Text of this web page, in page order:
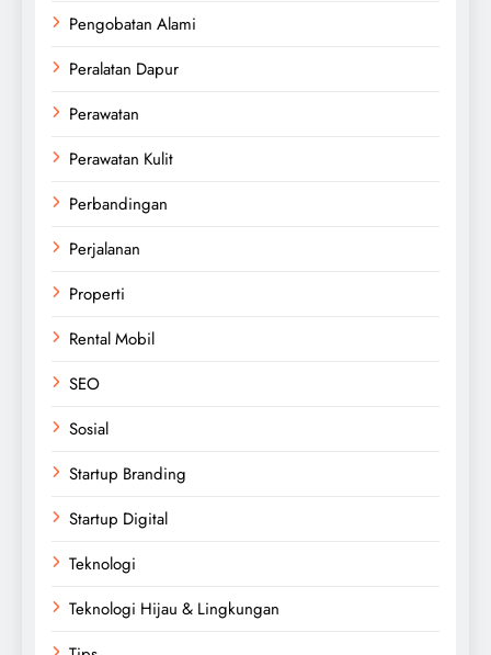
Pengobatan Alami
Peralatan Dapur
Perawatan
Perawatan Kulit
Perbandingan
Perjalanan
Properti
Rental Mobil
SEO
Sosial
Startup Branding
Startup Digital
Teknologi
Teknologi Hijau & Lingkungan